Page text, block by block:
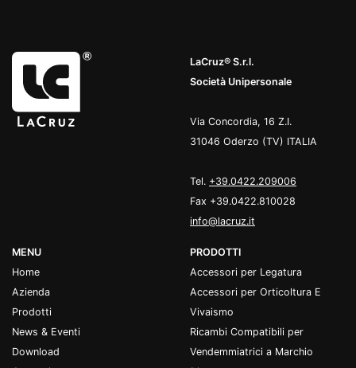
LaCruz® S.r.l.
Società Unipersonale
Via Concordia, 16 Z.I.
31046 Oderzo (TV) ITALIA
Tel. +39.0422.209006
Fax +39.0422.810028
info@lacruz.it
MENU
Home
Azienda
Prodotti
News & Eventi
Download
PRODOTTI
Accessori per Legatura
Accessori per Orticoltura E
Vivaismo
Ricambi Compatibili per
Vendemmiatrici a Marchio